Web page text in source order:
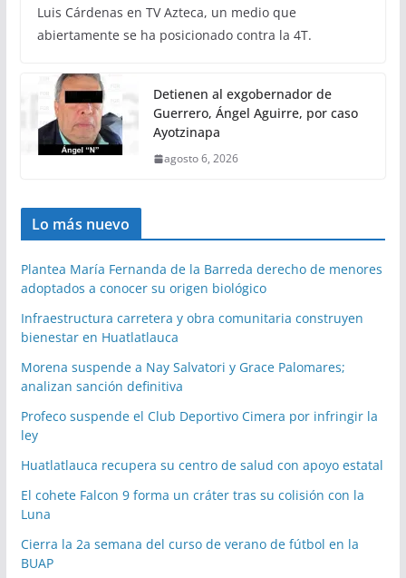
Luis Cárdenas en TV Azteca, un medio que
abiertamente se ha posicionado contra la 4T.
Detienen al exgobernador de
Guerrero, Ángel Aguirre, por caso
Ayotzinapa
agosto 6, 2026
Lo más nuevo
Plantea María Fernanda de la Barreda derecho de menores
adoptados a conocer su origen biológico
Infraestructura carretera y obra comunitaria construyen
bienestar en Huatlatlauca
Morena suspende a Nay Salvatori y Grace Palomares;
analizan sanción definitiva
Profeco suspende el Club Deportivo Cimera por infringir la
ley
Huatlatlauca recupera su centro de salud con apoyo estatal
El cohete Falcon 9 forma un cráter tras su colisión con la
Luna
Cierra la 2a semana del curso de verano de fútbol en la
BUAP